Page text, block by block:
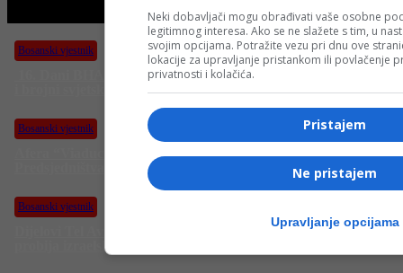
BOSANSKI VJESTNIK – 19. 6. 2025.
Bosanski vjestnik
16. Dani BHAAASA traju sve do 22. juna: Simpoziji, forumi
i brojni svjetski stručnjaci
Bosanski vjestnik
Afera “Viaduct”: Tužilaštvo BiH formiralo predmet protiv
Predsjedništva i članova Vijeća ministara!
Bosanski vjestnik
Dijelovi Tel Aviva potpuno uništeni! Trećina iranskih raketa
probija izraelsku protuzračnu odbranu!
Neki dobavljači mogu obrađivati vaše osobne
legitimnog interesa. Ako se ne slažete s tim, u
svojim opcijama. Potražite vezu pri dnu ove
lokacije za upravljanje pristankom ili povlačenje
privatnosti i kolačića.
Pristajem
Ne pristajem
Upravljanje opcijama